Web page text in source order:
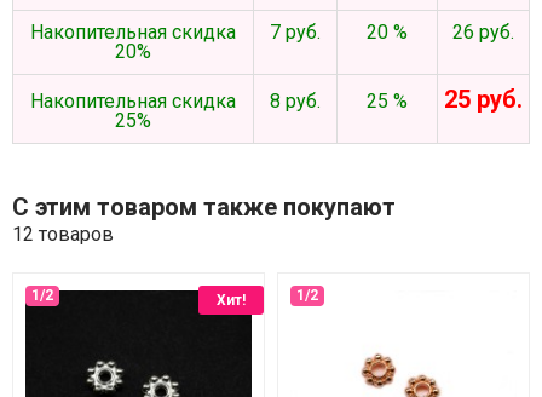
Накопительная скидка
20%
7 руб. 20 % 26 руб.
Накопительная скидка
25%
8 руб. 25 % 25 руб.
С этим товаром также покупают
12 товаров
Хит!